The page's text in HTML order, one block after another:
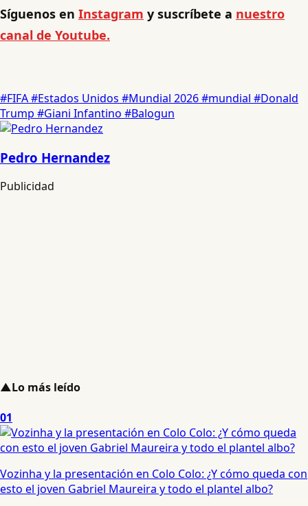
Síguenos en Instagram y suscríbete a nuestro
canal de Youtube.
#FIFA#Estados Unidos #Mundial 2026#mundial #Donald
Trump #Giani Infantino #Balogun
Pedro Hernandez
Publicidad
▲Lo más leído
01
Vozinha y la presentación en Colo Colo: ¿Y cómo queda con
esto el joven Gabriel Maureira y todo el plantel albo?